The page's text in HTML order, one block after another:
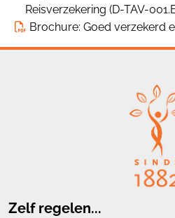
Reisverzekering (D-TAV-
Brochure: Goed verzekerd
Zelf regelen...